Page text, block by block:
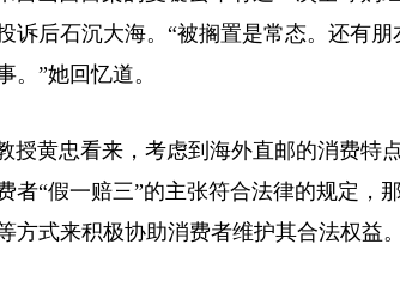
诉后石沉大海。“被搁置是常态。还有
”她回忆道。
黄忠看来，考虑到海外直邮的消费特
者“假一赔三”的主张符合法律的规定，
式来积极协助消费者维护其合法权益。